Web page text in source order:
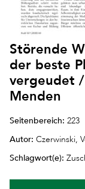
Störende
der beste
vergeudet
Menden
Seitenbereich: 223
Autor: Czerwinski,
Schlagwort(e):